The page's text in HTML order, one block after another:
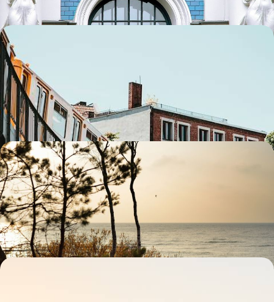
De Berlin à Tallinn - Allemagne, Pologne et Pays
baltes sur rails
Se laisser bercer par le train de capitale en capitale, à la rencontre
conjointe de la vieille et de la nouvelle Europe
12 jours, de CHF 3300 à CHF 4400
Villes d’art, campagne, bord de mer - La face cachée
des Pays Baltes
Rouler dans des paysages doux, entre forêt et plages de sable, à la
poursuite de l’âme balte
16 jours, de CHF 3600 à CHF 4600